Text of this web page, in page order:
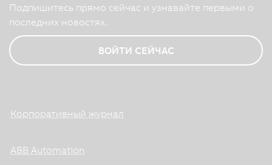
Подпишитесь прямо сейчас и узнавайте первыми о
последних новостях.
ВОЙТИ СЕЙЧАС
Корпоративный журнал
ABB Automation